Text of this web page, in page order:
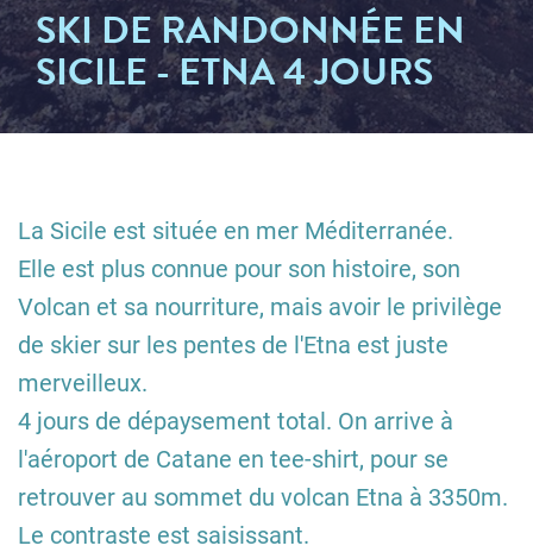
SKI DE RANDONNÉE EN
SICILE - ETNA 4 JOURS
La Sicile est située en mer Méditerranée.
Elle est plus connue pour son histoire, son
Volcan et sa nourriture, mais avoir le privilège
de skier sur les pentes de l'Etna est juste
merveilleux.
4 jours de dépaysement total. On arrive à
l'aéroport de Catane en tee-shirt, pour se
retrouver au sommet du volcan Etna à 3350m.
Le contraste est saisissant.